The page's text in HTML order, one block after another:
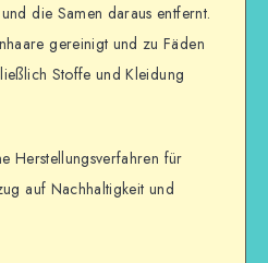
die Samen daraus entfernt.
gereinigt und zu Fäden
Stoffe und Kleidung
Herstellungsverfahren für
auf Nachhaltigkeit und